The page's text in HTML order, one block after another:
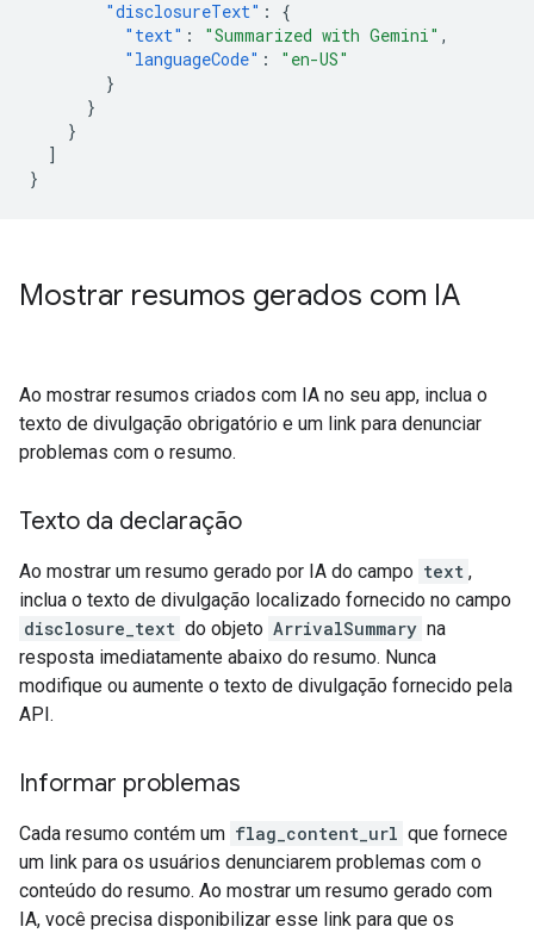
"disclosureText" :
{
"text" : "Summarized with Gemini" ,
"languageCode" :
"en-US"
}
}
}
]
}
Mostrar resumos gerados com IA
Ao mostrar resumos criados com IA no seu app, inclua o
texto de divulgação obrigatório e um link para denunciar
problemas com o resumo.
Texto da declaração
Ao mostrar um resumo gerado por IA do campo text ,
inclua o texto de divulgação localizado fornecido no campo
disclosure_text do objeto ArrivalSummary na
resposta imediatamente abaixo do resumo. Nunca
modifique ou aumente o texto de divulgação fornecido pela
API.
Informar problemas
Cada resumo contém um flag_content_url que fornece
um link para os usuários denunciarem problemas com o
conteúdo do resumo. Ao mostrar um resumo gerado com
IA, você precisa disponibilizar esse link para que os